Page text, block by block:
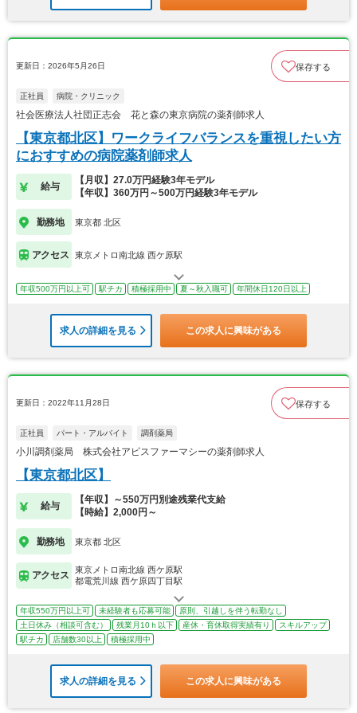
更新日：2026年5月26日 保存する
正社員 病院・クリニック
社会医療法人社団正志会 花と森の東京病院の薬剤師求人
【東京都北区】ワークライフバランスを重視したい方
におすすめの病院薬剤師求人
給与
【月収】27.0万円経験3年モデル
【年収】360万円～500万円経験3年モデル
勤務地 東京都 北区
アクセス 東京メトロ南北線 西ケ原駅
年収500万円以上可 駅チカ 積極採用中 夏～秋入職可 年間休日120日以上
求人の詳細を見る この求人に興味がある
更新日：2022年11月28日 保存する
正社員 パート・アルバイト 調剤薬局
小川調剤薬局 株式会社アピスファーマシーの薬剤師求人
【東京都北区】
給与
【年収】～550万円別途残業代支給
【時給】2,000円～
勤務地 東京都 北区
アクセス
東京メトロ南北線 西ケ原駅
都電荒川線 西ケ原四丁目駅
年収550万円以上可 未経験者も応募可能
原則、引越しを伴う転勤なし
土日休み（相談可含む）
残業月10ｈ以下 産休・育休取得実績有り
スキルアップ
駅チカ
店舗数30以上 積極採用中
求人の詳細を見る この求人に興味がある